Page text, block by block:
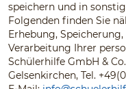
speichern und in
Folgenden finden Sie
Erhebung,
Verarbeitung Ihrer
Schülerhilfe GmbH &
Gelsenkirchen, Tel.